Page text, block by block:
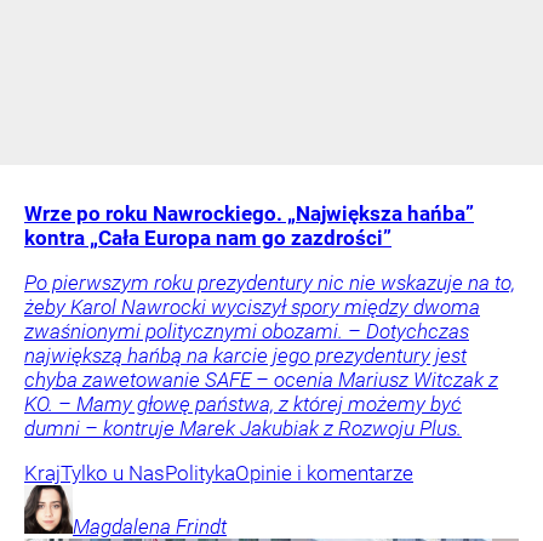
Wrze po roku Nawrockiego. „Największa hańba”
kontra „Cała Europa nam go zazdrości”
Po pierwszym roku prezydentury nic nie wskazuje na to,
żeby Karol Nawrocki wyciszył spory między dwoma
zwaśnionymi politycznymi obozami. – Dotychczas
największą hańbą na karcie jego prezydentury jest
chyba zawetowanie SAFE – ocenia Mariusz Witczak z
KO. – Mamy głowę państwa, z której możemy być
dumni – kontruje Marek Jakubiak z Rozwoju Plus.
KrajTylko u NasPolitykaOpinie i komentarze
Magdalena Frindt